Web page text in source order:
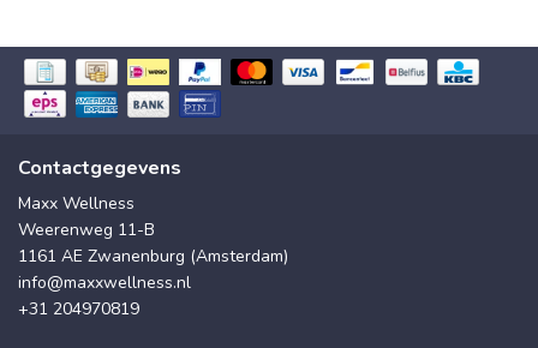
Contactgegevens
Maxx Wellness
Weerenweg 11-B
1161 AE Zwanenburg (Amsterdam)
info@maxxwellness.nl
+31 204970819